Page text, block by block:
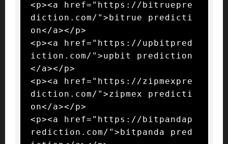
<p><a href="https://bitruepre
diction.com/">bitrue predicti
on</a></p>
<p><a href="https://upbitpred
iction.com/">upbit prediction
</a></p>
<p><a href="https://zipmexpre
diction.com/">zipmex predicti
on</a></p>
<p><a href="https://bitpandap
rediction.com/">bitpanda pred